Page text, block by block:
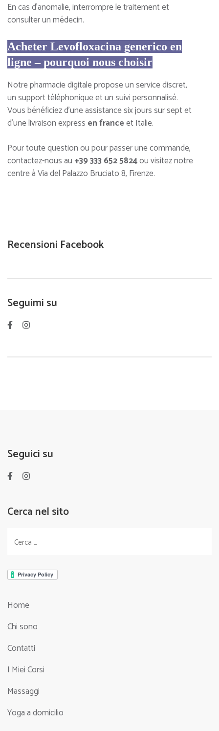
En cas d’anomalie, interrompre le traitement et
consulter un médecin.
Acheter Levofloxacina generico en
ligne – pourquoi nous choisir
Notre pharmacie digitale propose un service discret,
un support téléphonique et un suivi personnalisé.
Vous bénéficiez d’une assistance six jours sur sept et
d’une livraison express en franceet Italie.
Pour toute question ou pour passer une commande,
contactez-nous au +39 333 652 5824ou visitez notre
centre à Via del Palazzo Bruciato 8, Firenze.
Recensioni Facebook
Seguimi su
Seguici su
Cerca nel sito
Ricerca
Home
Chi sono
Contatti
I Miei Corsi
Massaggi
Yoga a domicilio